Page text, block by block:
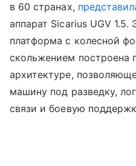
в 60 странах,
аппарат Sicarius UGV 1.5.
платформа с колесной
скольжением построена
архитектуре,
машину под разведку,
связи и боевую